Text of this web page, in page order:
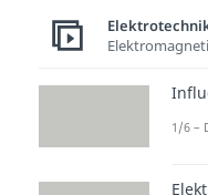
1/6 –